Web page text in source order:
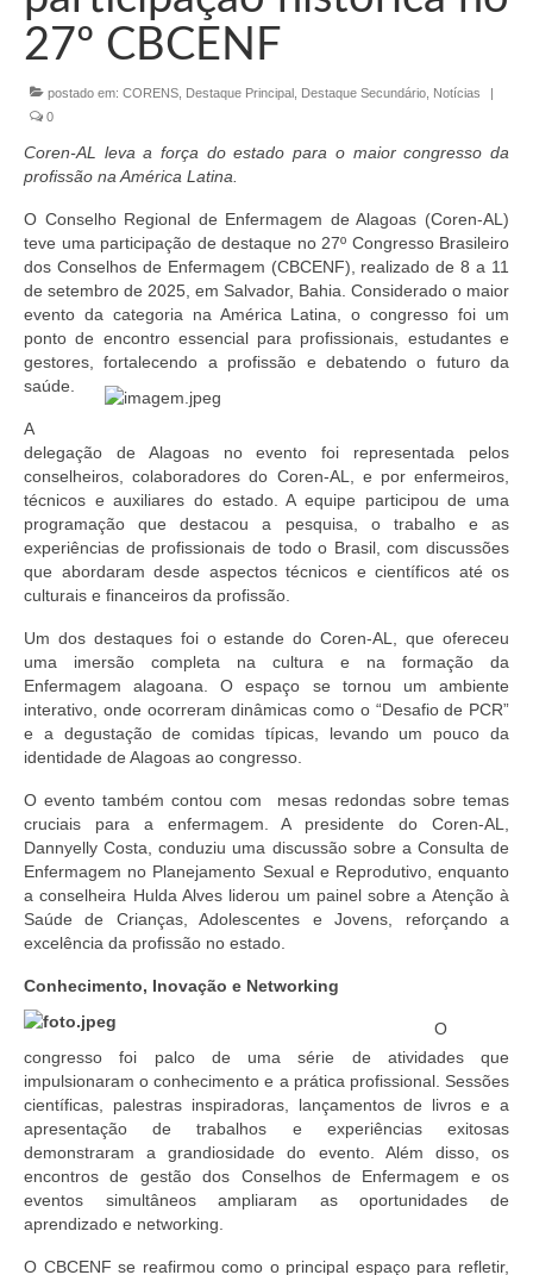
Conselheiros e Diretoria
Câmaras Técnicas
Carta de Serviços ao Cidadão
Transparência e Prestação de Contas
Eleições
Eleições Triênio 2027-2029
Eleições 2023
Agenda do presidente
Editais e licitação
Eleições
Fiscalização
Responsabilidade Técnica
Legislações
Portarias
Resoluções
Desagravo Público
Processos Éticos
Censura Pública
Suspensão do Exercício Profissional
Para Você
Procedimento para registro
Clube de Vantagens
Valores dos serviços
27º CBCENF
postado em: CORENS Destaque Principal Destaque Secundário Notícias
|
0
Coren-AL leva a força do estado para o maior congresso da
profissão na América Latina.
O Conselho Regional de Enfermagem de Alagoas (Coren-AL)
teve uma participação de destaque no 27º Congresso Brasileiro
dos Conselhos de Enfermagem (CBCENF), realizado de 8 a 11
de setembro de 2025, em Salvador, Bahia. Considerado o maior
evento da categoria na América Latina, o congresso foi um
ponto de encontro essencial para profissionais, estudantes e
gestores, fortalecendo a profissão e debatendo o futuro da
saúde.
A
delegação de Alagoas no evento foi representada pelos
conselheiros, colaboradores do Coren-AL, e por enfermeiros,
técnicos e auxiliares do estado. A equipe participou de uma
programação que destacou a pesquisa, o trabalho e as
experiências de profissionais de todo o Brasil, com discussões
que abordaram desde aspectos técnicos e científicos até os
culturais e financeiros da profissão.
Um dos destaques foi o estande do Coren-AL, que ofereceu
uma imersão completa na cultura e na formação da
Enfermagem alagoana. O espaço se tornou um ambiente
interativo, onde ocorreram dinâmicas como o “Desafio de PCR”
e a degustação de comidas típicas, levando um pouco da
identidade de Alagoas ao congresso.
O evento também contou com mesas redondas sobre temas
cruciais para a enfermagem. A presidente do Coren-AL,
Dannyelly Costa, conduziu uma discussão sobre a Consulta de
Enfermagem no Planejamento Sexual e Reprodutivo, enquanto
a conselheira Hulda Alves liderou um painel sobre a Atenção à
Saúde de Crianças, Adolescentes e Jovens, reforçando a
excelência da profissão no estado.
Conhecimento, Inovação e Networking
O
congresso foi palco de uma série de atividades que
impulsionaram o conhecimento e a prática profissional. Sessões
científicas, palestras inspiradoras, lançamentos de livros e a
apresentação de trabalhos e experiências exitosas
demonstraram a grandiosidade do evento. Além disso, os
encontros de gestão dos Conselhos de Enfermagem e os
eventos simultâneos ampliaram as oportunidades de
aprendizado e networking.
O CBCENF se reafirmou como o principal espaço para refletir,